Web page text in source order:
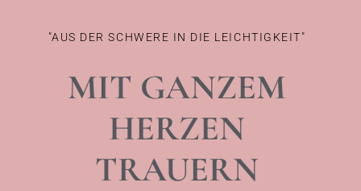
"AUS DER SCHWERE IN DIE LEICHTIGKEIT"
MIT GANZEM
HERZEN
TRAUERN